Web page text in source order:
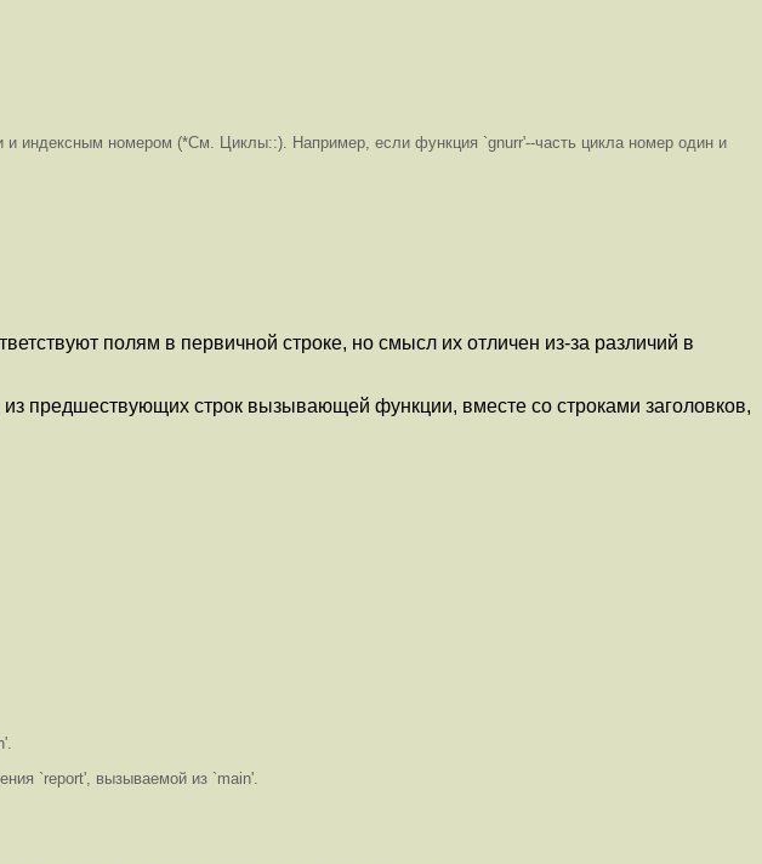
индексным номером (*См. Циклы::). Например, если функция `gnurr'--часть цикла номер один и
полям в первичной строке, но смысл их отличен из-за различий в
предшествующих строк вызывающей функции, вместе со строками заголовков,
`report', вызываемой из `main'.